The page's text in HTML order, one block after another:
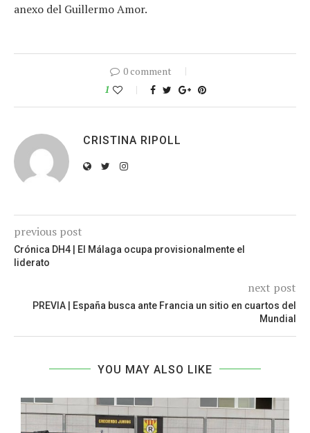
anexo del Guillermo Amor.
0 comment
1
CRISTINA RIPOLL
previous post
Crónica DH4 | El Málaga ocupa provisionalmente el
liderato
next post
PREVIA | España busca ante Francia un sitio en cuartos del
Mundial
YOU MAY ALSO LIKE